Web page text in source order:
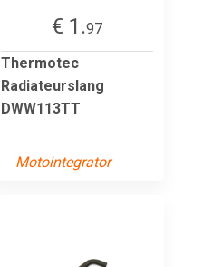
€ 1.97
Thermotec
Radiateurslang
DWW113TT
Motointegrator